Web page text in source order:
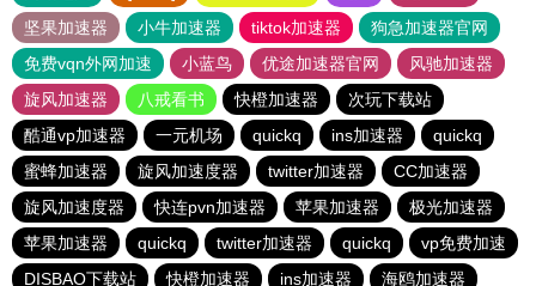
坚果加速器
小牛加速器 tiktok加速器
狗急加速器官网
免费vqn外网加速
小蓝鸟 优途加速器官网
风驰加速器
旋风加速器
八戒看书 快橙加速器
次玩下载站
酷通vp加速器
一元机场 quickq ins加速器
quickq
蜜蜂加速器
旋风加速度器 twitter加速器
CC加速器
旋风加速度器
快连pvn加速器 苹果加速器
极光加速器
苹果加速器
quickq twitter加速器 quickq
vp免费加速
DISBAO下载站
快橙加速器 ins加速器 海鸥加速器